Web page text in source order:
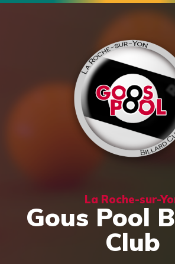
La Roche-sur-
Gous Pool
Club